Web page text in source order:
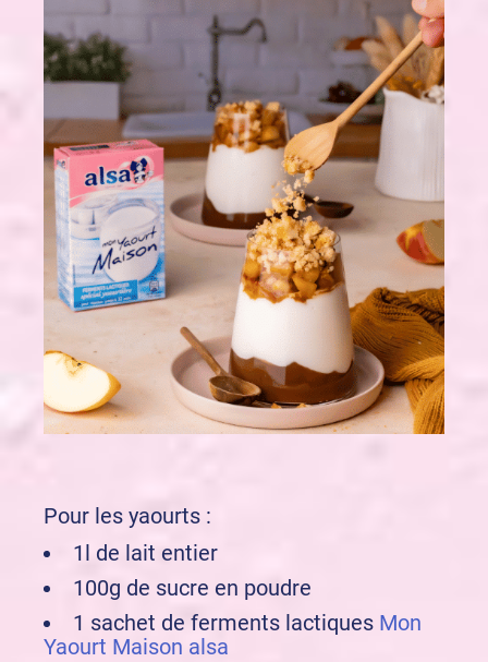
Pour les yaourts :
1l de lait entier
100g de sucre en poudre
1 sachet de ferments lactiques Mon
Yaourt Maison alsa